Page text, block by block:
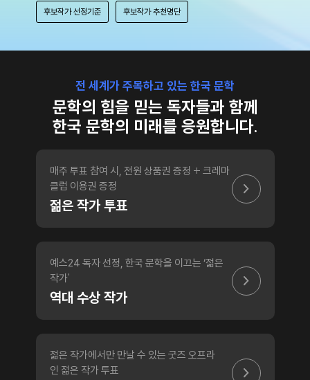
후보작가 선정기준 후보작가 추천명단
전 세계가 주목하고 있는 한국 문학
문학의 힘을 믿는 독자들과 함께
한국 문학의 미래를 응원합니다.
매주 투표 참여 시, 전원 상품권 증정 + 크레마
클럽 이용권 증정
젊은 작가 투표
예스24 독자 선정, 한국 문학을 이끄는 ‘젊은
작가'
역대 수상 작가
젊은 작가에서만 만날 수 있는 굿즈 오프라
인 젊은 작가 투표